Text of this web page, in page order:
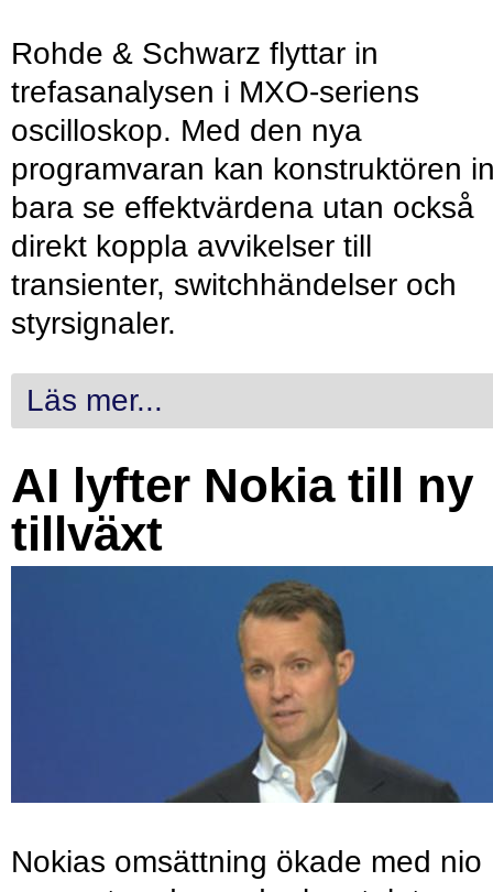
Rohde & Schwarz flyttar in
trefasanalysen i MXO-seriens
oscilloskop. Med den nya
programvaran kan konstruktören
bara se effektvärdena utan också
direkt koppla avvikelser till
transienter, switchhändelser och
styrsignaler.
Läs mer...
AI lyfter Nokia till ny
tillväxt
Nokias omsättning ökade med nio